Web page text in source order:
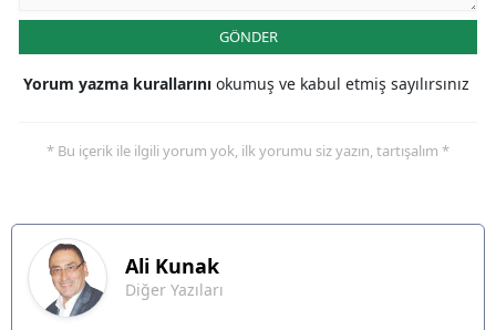
GÖNDER
Yorum yazma kurallarını okumuş ve kabul etmiş sayılırsınız
* Bu içerik ile ilgili yorum yok, ilk yorumu siz yazın, tartışalım *
Ali Kunak
Diğer Yazıları